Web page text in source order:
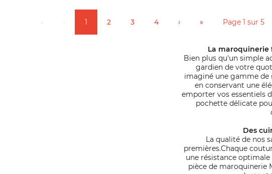
1 2 3 4 › » Page 1 sur 5
La
Bien plus qu'un simple
gardien de votre
imaginé une gamme de
en conservant une
emporter vos essentiels
pochette délicate
Des
La qualité de nos
premières.Chaque
une résistance
pièce de maroquinerie